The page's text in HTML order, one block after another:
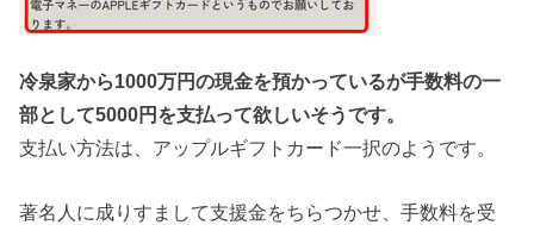
冷泉家から1000万円の現金を預かっているが手数料の一
部として5000円を支払って欲しいそうです。
支払い方法は、アップルギフトカード一択のようです。
著名人に成りすまして支援金をちらつかせ、手数料を受